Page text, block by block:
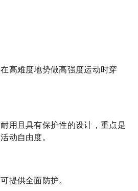
高难度地势做高强度运动时穿
用且具有保护性的设计，重点是
动自由度。
提供全面防护。